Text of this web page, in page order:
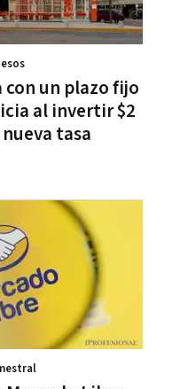
con un plazo fijo
al invertir $2
tasa